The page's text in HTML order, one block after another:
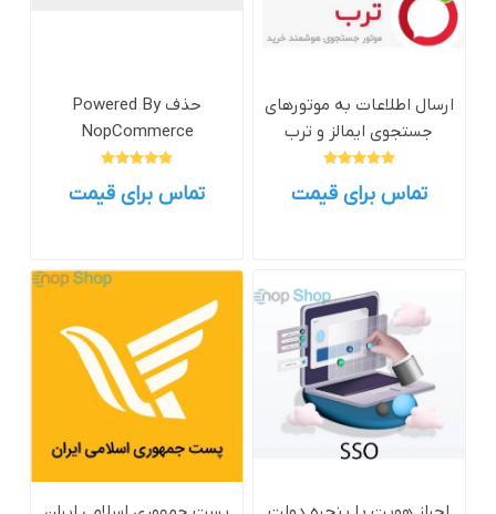
ارسال اطلاعات به موتورهای
جستجوی ایمالز و ترب
تماس برای قیمت
حذف Powered By
NopCommerce
تماس برای قیمت